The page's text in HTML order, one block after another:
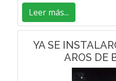
Leer más...
YA SE
AROS DE